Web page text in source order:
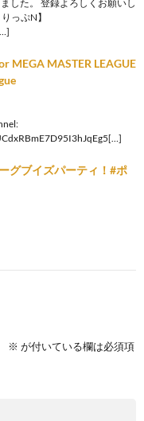
した。 登録よろしくお願いし
っぷN】
MEGA MASTER LEAGUE
グブイズパーティ！#ポ
※ が付いている欄は必須項